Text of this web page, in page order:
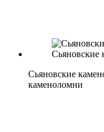
Сьяновские
каменоломни